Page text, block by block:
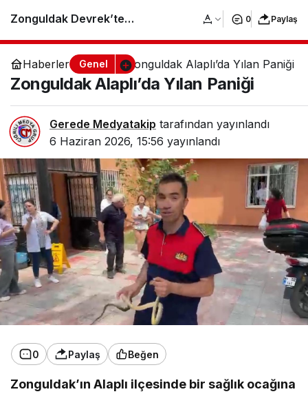
Haberler Genel Zonguldak Alaplı’da Yılan Paniği
Zonguldak Alaplı’da Yılan Paniği
Gerede Medyatakip tarafından yayınlandı
6 Haziran 2026, 15:56 yayınlandı
0 Paylaş Beğen
Zonguldak’ın Alaplı ilçesinde bir sağlık ocağına
Zonguldak Devrek’te
Unutulmaz Bocce
Turnuvası
0 Paylaş